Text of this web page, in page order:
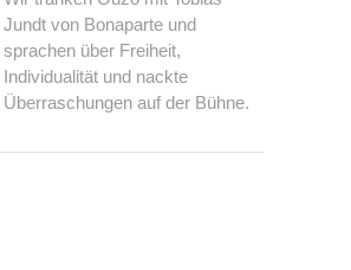
Jundt von Bonaparte und
sprachen über Freiheit,
Individualität und nackte
Überraschungen auf der Bühne.